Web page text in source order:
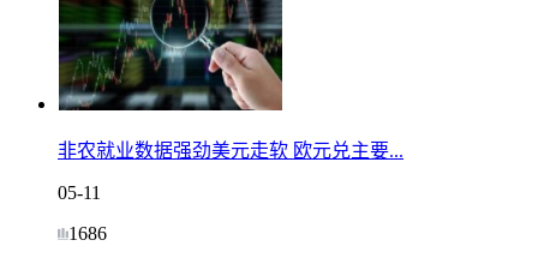
非农就业数据强劲美元走软 欧元兑主要...
05-11
1686